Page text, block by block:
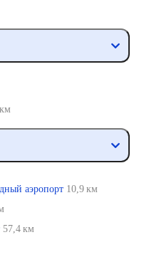
аэропорт 10,9 км
57,4 км